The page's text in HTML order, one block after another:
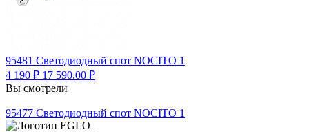
95481 Светодиодный спот NOCITO 1
4 190 ₽ 17 590.00 ₽
Вы смотрели
95477 Светодиодный спот NOCITO 1